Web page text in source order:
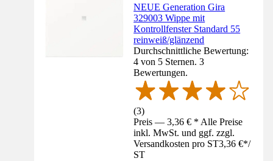
NEUE Generation Gira
329003 Wippe mit
Kontrollfenster Standard 55
reinweiß/glänzend
Durchschnittliche Bewertung:
4 von 5 Sternen. 3
Bewertungen.
(3)
Preis — 3,36 € * Alle Preise
inkl. MwSt. und ggf. zzgl.
Versandkosten pro ST3,36 €*/
ST